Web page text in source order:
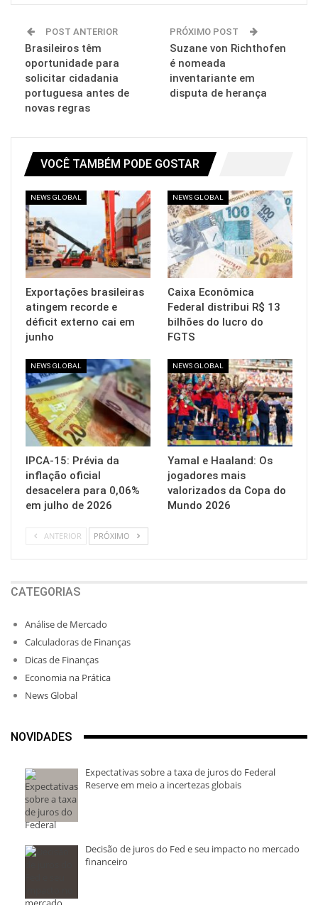
POST ANTERIOR
Brasileiros têm
oportunidade para
solicitar cidadania
portuguesa antes de
novas regras
PRÓXIMO POST
Suzane von Richthofen
é nomeada
inventariante em
disputa de herança
VOCÊ TAMBÉM PODE GOSTAR
NEWS GLOBAL
Exportações brasileiras
atingem recorde e
déficit externo cai em
junho
NEWS GLOBAL
Caixa Econômica
Federal distribui R$ 13
bilhões do lucro do
FGTS
NEWS GLOBAL
IPCA-15: Prévia da
inflação oficial
desacelera para 0,06%
em julho de 2026
NEWS GLOBAL
Yamal e Haaland: Os
jogadores mais
valorizados da Copa do
Mundo 2026
ANTERIOR PRÓXIMO
CATEGORIAS
Análise de Mercado
Calculadoras de Finanças
Dicas de Finanças
Economia na Prática
News Global
NOVIDADES
Expectativas sobre a taxa de juros do Federal
Reserve em meio a incertezas globais
Decisão de juros do Fed e seu impacto no mercado
financeiro